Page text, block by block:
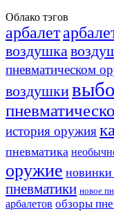
Облако тэгов
арбалет
воздушка
пневматическом
воздушки
история оружия
пневматика
оружие
пневматики новое
арбалетов обзоры